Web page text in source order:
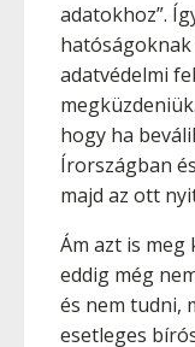
adatokhoz”.
adatvédelmi
hogy ha
Írországban
majd az ott
Ám azt is meg
eddig még
és nem tudni,
esetleges